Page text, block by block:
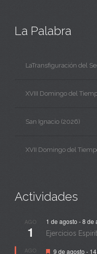
La Palabra
LaTransfiguración del
XVIII Domingo del
San Ignacio (2026)
XVII Domingo del
Actividades
AGO
1
1 de agosto -8 de
Ejercicios
AGO Destacado
9 de agosto -